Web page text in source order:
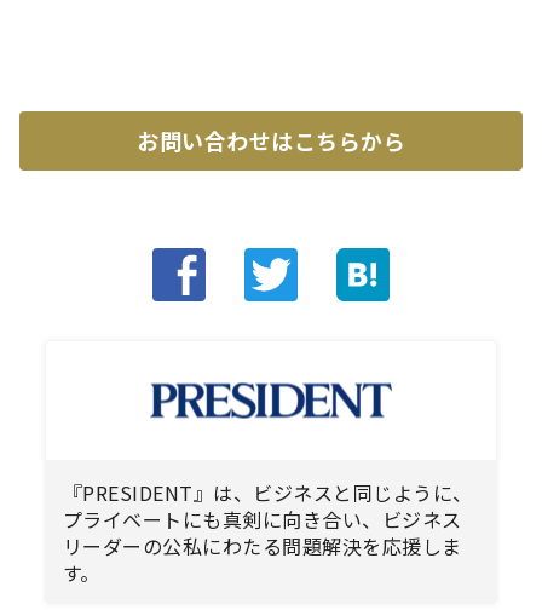
お問い合わせはこちらから
『PRESIDENT』は、ビジネスと同じように、
プライベートにも真剣に向き合い、ビジネス
リーダーの公私にわたる問題解決を応援しま
す。